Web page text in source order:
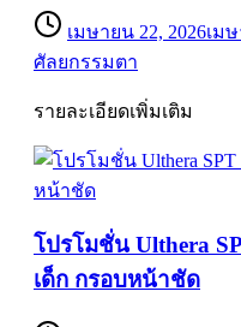
เมษายน 22, 2026เม
ศัลยกรรมตา
รายละเอียดเพิ่มเติม
โปรโมชั่น Ulthera
เด็ก กรอบหน้าชัด